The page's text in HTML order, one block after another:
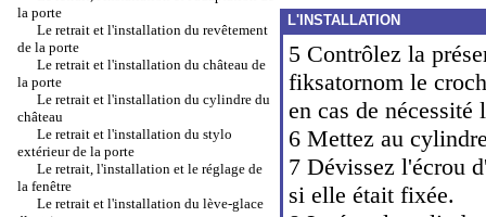
la porte
Le retrait et l'installation du revêtement
de la porte
Le retrait et l'installation du château de
la porte
Le retrait et l'installation du cylindre du
château
Le retrait et l'installation du stylo
extérieur de la porte
Le retrait, l'installation et le réglage de
la fenêtre
Le retrait et l'installation du lève-glace
L'INSTALLATION
5 Contrôlez la
fiksatornom le
en cas de
6 Mettez au
7 Dévissez l'écrou
si elle était fixée.